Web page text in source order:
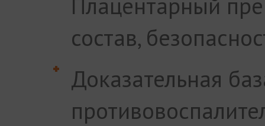
состав,
Доказательная